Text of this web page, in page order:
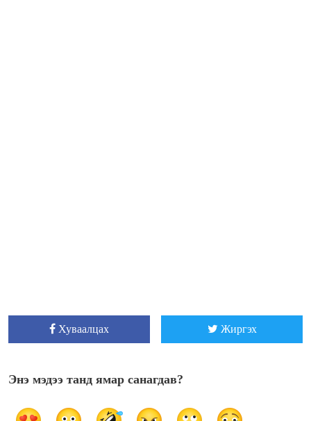
Хуваалцах Жиргэх
Энэ мэдээ танд ямар санагдав?